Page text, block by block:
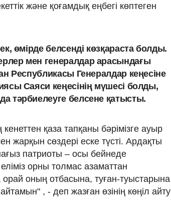
және қоғамдық еңбегі көптеген
өмірде белсенді көзқараста болды.
мен генералдар арасындағы
Республикасы Генералдар кеңесіне
Саяси кеңесінің мүшесі болды,
тәрбиелеуге белсене қатысты.
қаза тапқаны бәрімізге ауыр
жарқын сөздері еске түсті. Ардақты
нағыз патриоты – осы бейнеде
орны толмас азаматтан
оның отбасына, туған-туыстарына
, - деп жазған өзінің көңіл айту